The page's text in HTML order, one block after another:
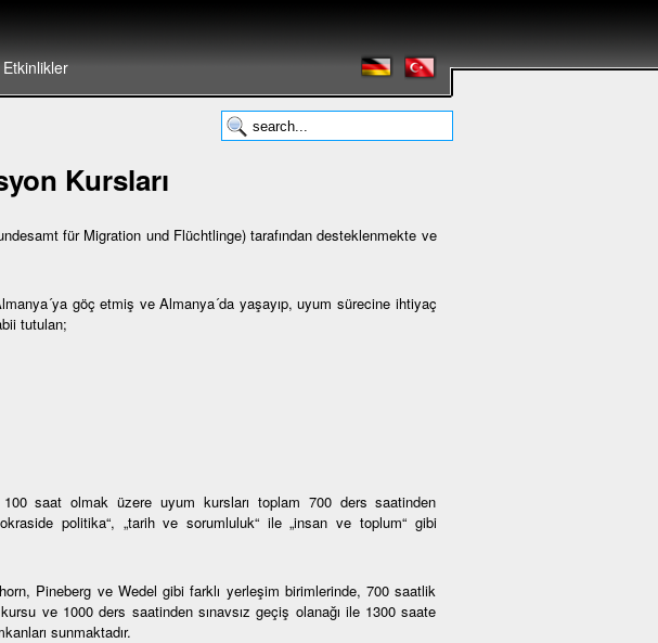
Etkinlikler
Kursları
für Migration und Flüchtlinge) tarafından desteklenmekte ve
göç etmiş ve Almanya´da yaşayıp, uyum sürecine ihtiyaç
tutulan;
saat olmak üzere uyum kursları toplam 700 ders saatinden
politika“, „tarih ve sorumluluk“ ile „insan ve toplum“ gibi
Pineberg ve Wedel gibi farklı yerleşim birimlerinde, 700 saatlik
ve 1000 ders saatinden sınavsız geçiş olanağı ile 1300 saate
sunmaktadır.